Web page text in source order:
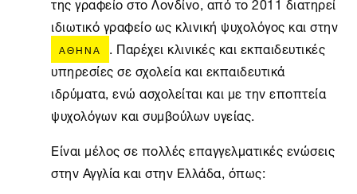
ιδιωτικό γραφείο ως κλινική ψυχολόγος και στην
ΑΘΉΝΑ . Παρέχει κλινικές και εκπαιδευτικές
υπηρεσίες σε σχολεία και εκπαιδευτικά
ιδρύματα, ενώ ασχολείται και με την εποπτεία
ψυχολόγων και συμβούλων υγείας.
Είναι μέλος σε πολλές επαγγελματικές ενώσεις
στην Αγγλία και στην Ελλάδα, όπως: